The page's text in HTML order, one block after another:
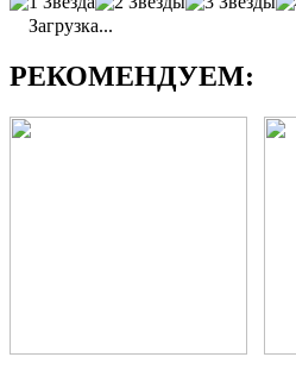
Загрузка...
РЕКОМЕНДУЕМ: